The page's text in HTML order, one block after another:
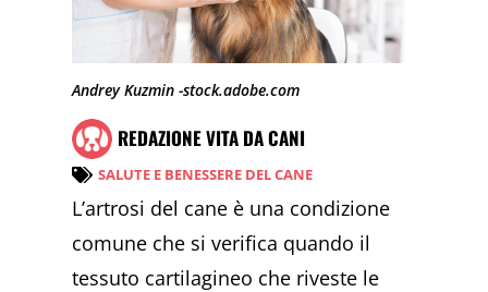
Andrey Kuzmin -stock.adobe.com
REDAZIONE VITA DA CANI
SALUTE E BENESSERE DEL CANE
L’artrosi del cane è una condizione
comune che si verifica quando il
tessuto cartilagineo che riveste le